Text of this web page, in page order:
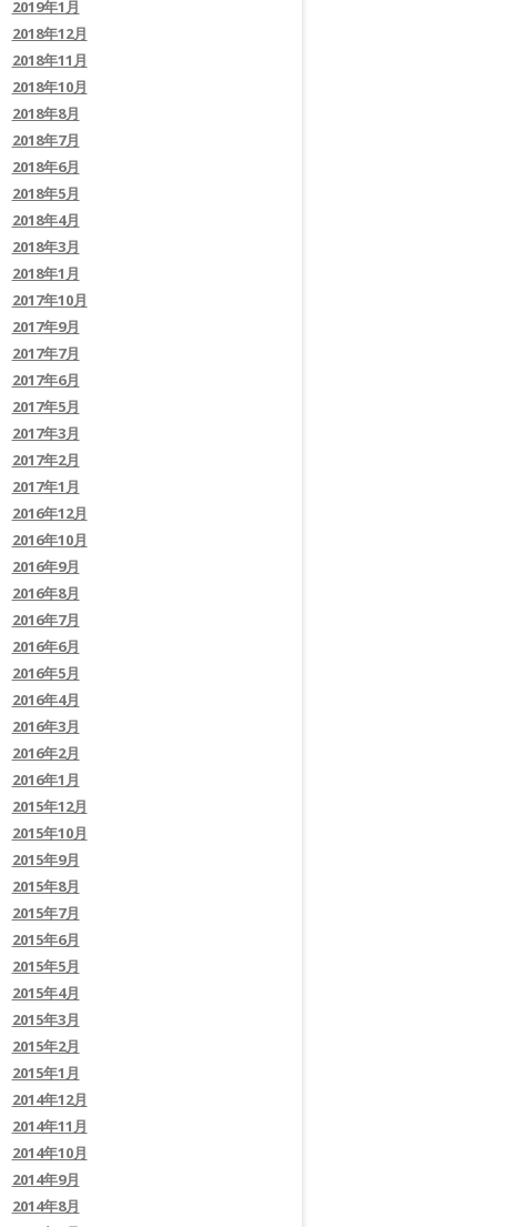
2019年1月
2018年12月
2018年11月
2018年10月
2018年8月
2018年7月
2018年6月
2018年5月
2018年4月
2018年3月
2018年1月
2017年10月
2017年9月
2017年7月
2017年6月
2017年5月
2017年3月
2017年2月
2017年1月
2016年12月
2016年10月
2016年9月
2016年8月
2016年7月
2016年6月
2016年5月
2016年4月
2016年3月
2016年2月
2016年1月
2015年12月
2015年10月
2015年9月
2015年8月
2015年7月
2015年6月
2015年5月
2015年4月
2015年3月
2015年2月
2015年1月
2014年12月
2014年11月
2014年10月
2014年9月
2014年8月